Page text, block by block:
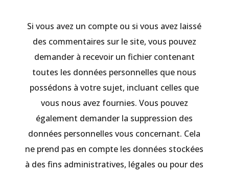
Si vous avez un compte ou si vous avez laissé
des commentaires sur le site, vous pouvez
demander à recevoir un fichier contenant
toutes les données personnelles que nous
possédons à votre sujet, incluant celles que
vous nous avez fournies. Vous pouvez
également demander la suppression des
données personnelles vous concernant. Cela
ne prend pas en compte les données stockées
à des fins administratives, légales ou pour des